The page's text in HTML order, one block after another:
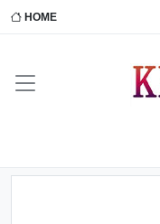
HOME